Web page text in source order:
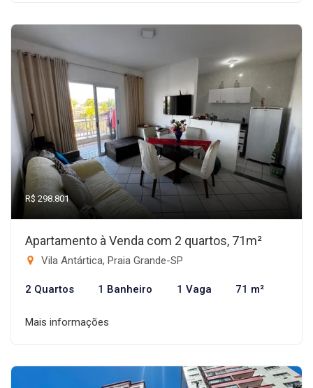
R$ 298.801
Apartamento à Venda com 2 quartos, 71m²
Vila Antártica, Praia Grande-SP
2 Quartos 1 Banheiro 1 Vaga 71 m²
Mais informações